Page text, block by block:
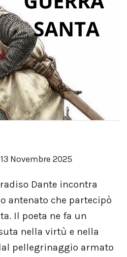
13 Novembre 2025
Dante incontra
antenato che partecipò
Il poeta ne fa un
nella virtù e nella
pellegrinaggio armato